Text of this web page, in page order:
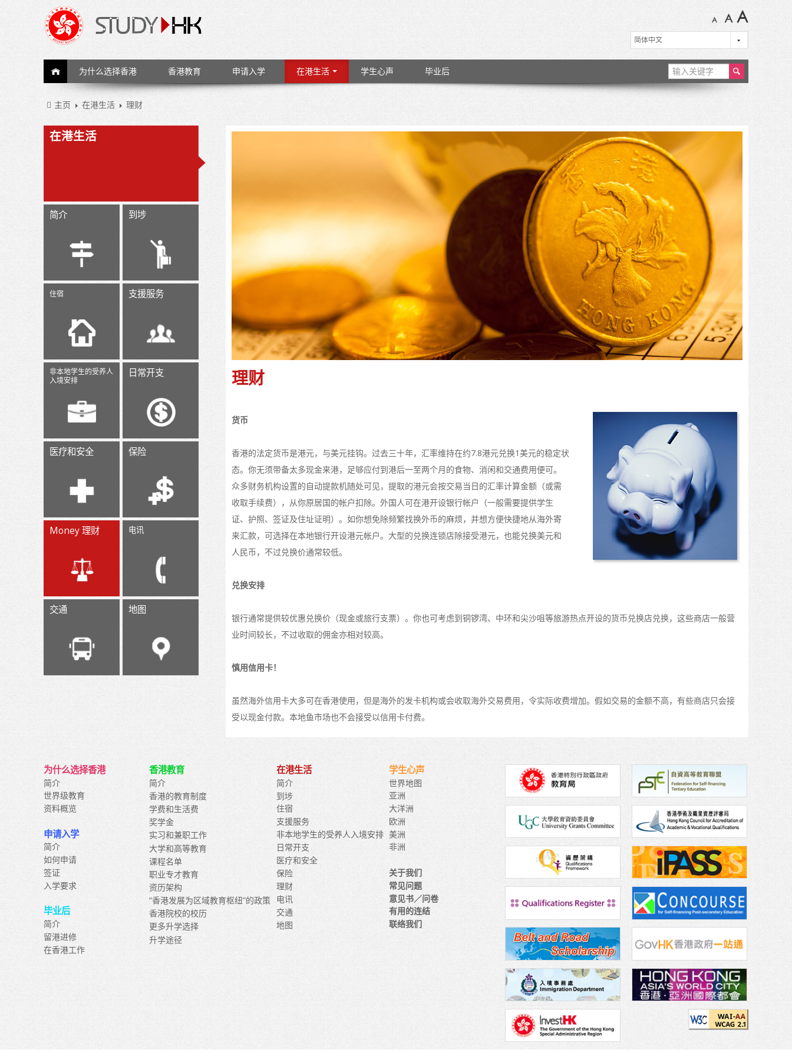
为什么选择香港 香港教育 申请入学 在港生活 学生心声
毕业后
ear
主页
在港生活 理财
在港生活
简介 到埗
住宿 支援服务
非本地学生的受养人
入境安排
日常开支
医疗和安全 保险
Money 理财 电讯
交通 地图
理财
货币
香港的法定货币是港元，与美元挂钩。过去三十年，汇率维持在约7.8港元兑换1美元的稳定状
态。你无须带备太多现金来港，足够应付到港后一至两个月的食物、消闲和交通费用便可。
众多财务机构设置的自动提款机随处可见，提取的港元会按交易当日的汇率计算金额（或需
收取手续费），从你原居国的帐户扣除。外国人可在港开设银行帐户（一般需要提供学生
证、护照、签证及住址证明）。如你想免除频繁找换外币的麻烦，并想方便快捷地从海外寄
来汇款，可选择在本地银行开设港元帐户。大型的兑换连锁店除接受港元，也能兑换美元和
人民币，不过兑换价通常较低。
兑换安排
银行通常提供较优惠兑换价（现金或旅行支票）。你也可考虑到铜锣湾、中环和尖沙咀等旅游热点开设的货币兑换店兑换，这些商店一般营
业时间较长，不过收取的佣金亦相对较高。
慎用信用卡！
虽然海外信用卡大多可在香港使用，但是海外的发卡机构或会收取海外交易费用，令实际收费增加。假如交易的金额不高，有些商店只会接
受以现金付款。本地鱼巿场也不会接受以信用卡付费。
为什么选择香港
简介
世界级教育
资料概览
申请入学
简介
如何申请
签证
入学要求
毕业后
简介
留港进修
在香港工作
香港教育
简介
香港的教育制度
学费和生活费
奖学金
实习和兼职工作
大学和高等教育
课程名单
职业专才教育
资历架构
“香港发展为区域教育枢纽”的政策
香港院校的校历
更多升学选择
升学途径
在港生活
简介
到埗
住宿
支援服务
非本地学生的受养人入境安排
日常开支
医疗和安全
保险
理财
电讯
交通
地图
学生心声
世界地图
亚洲
大洋洲
欧洲
美洲
非洲
关于我们
常见问题
意见书／问卷
有用的连结
联络我们